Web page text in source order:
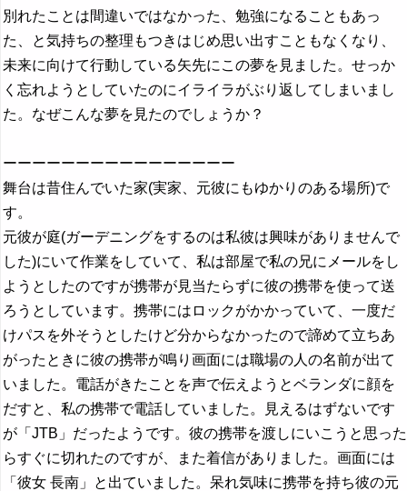
別れたことは間違いではなかった、勉強になることもあっ
た、と気持ちの整理もつきはじめ思い出すこともなくなり、
未来に向けて行動している矢先にこの夢を見ました。せっか
く忘れようとしていたのにイライラがぶり返してしまいまし
た。なぜこんな夢を見たのでしょうか？
ーーーーーーーーーーーーーーーー
舞台は昔住んでいた家(実家、元彼にもゆかりのある場所)で
す。
元彼が庭(ガーデニングをするのは私彼は興味がありませんで
した)にいて作業をしていて、私は部屋で私の兄にメールをし
ようとしたのですが携帯が見当たらずに彼の携帯を使って送
ろうとしています。携帯にはロックがかかっていて、一度だ
けパスを外そうとしたけど分からなかったので諦めて立ちあ
がったときに彼の携帯が鳴り画面には職場の人の名前が出て
いました。電話がきたことを声で伝えようとベランダに顔を
だすと、私の携帯で電話していました。見えるはずないです
が「JTB」だったようです。彼の携帯を渡しにいこうと思った
らすぐに切れたのですが、また着信がありました。画面には
「彼女 長南」と出ていました。呆れ気味に携帯を持ち彼の元